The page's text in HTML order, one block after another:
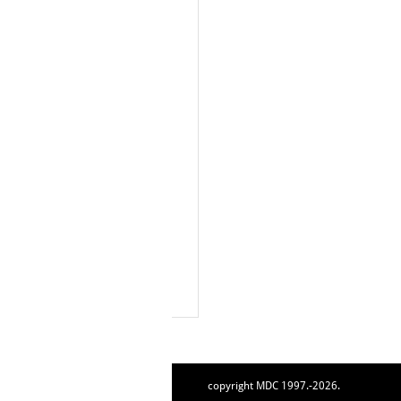
copyright MDC 1997.-2026.